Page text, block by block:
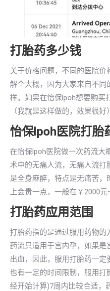
打胎药多少钱
关于价格问题，不同的医院价
解个大概，因为大家来自不
样。如果在怡保lpoh想要购买
（我就是这样做的，效果很好
怡保lpoh医院打胎
在怡保lpoh医院做一次药流大
术中的无痛人流，无痛人流
是全身麻醉，特点是无痛苦
上会贵一点，一般在￥2000元
打胎药应用范围
打胎药指的是通过服用药物的
药流只适用于宫内孕，如果
出血，因此，服用打胎药一
也有一定的时间限制，服用
经开始计算)7周内比较合适，